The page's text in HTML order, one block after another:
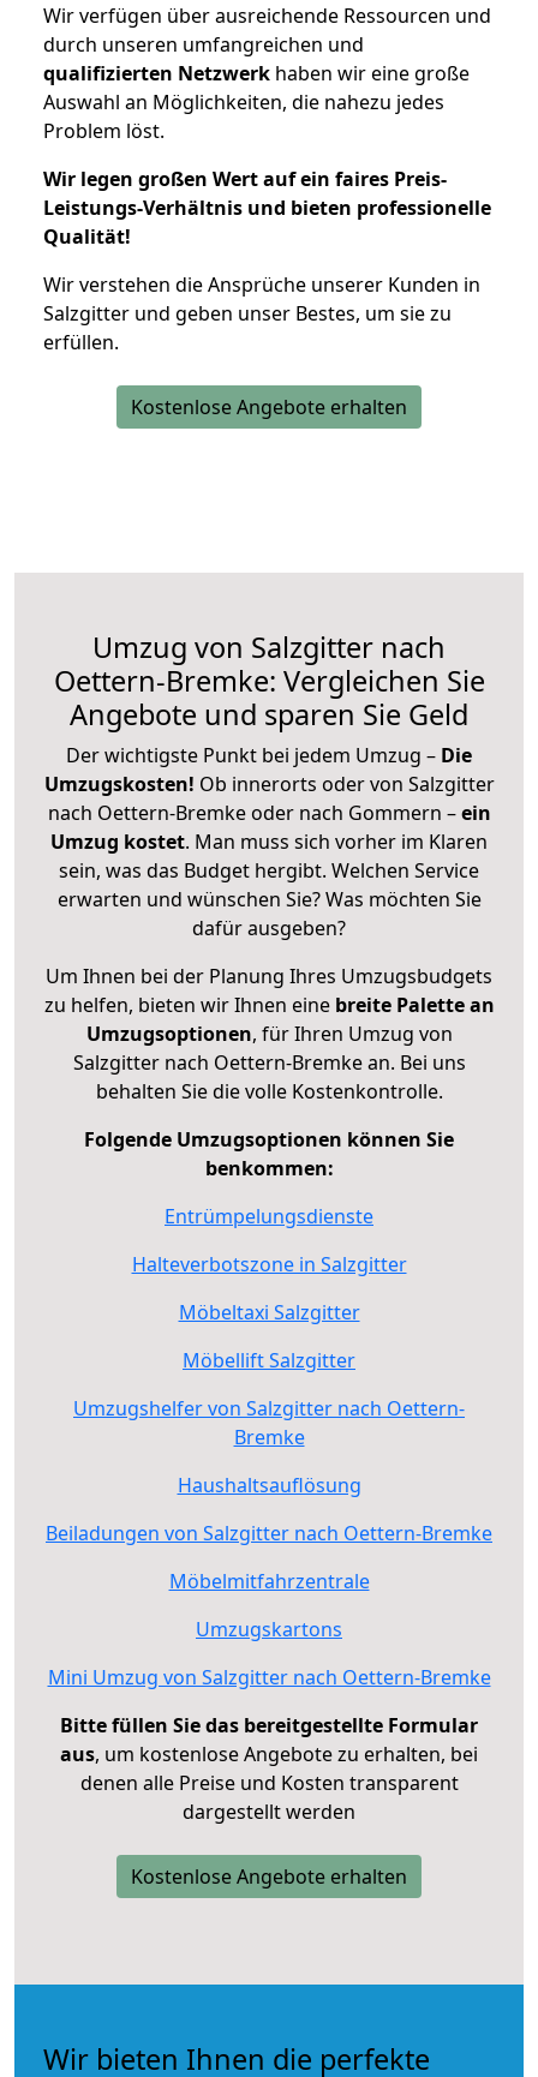
Wir verfügen über ausreichende Ressourcen und
durch unseren umfangreichen und
qualifizierten Netzwerk haben wir eine große
Auswahl an Möglichkeiten, die nahezu jedes
Problem löst.
Wir legen großen Wert auf ein faires Preis-
Leistungs-Verhältnis und bieten professionelle
Qualität!
Wir verstehen die Ansprüche unserer Kunden in
Salzgitter und geben unser Bestes, um sie zu
erfüllen.
Kostenlose Angebote erhalten
Umzug von Salzgitter nach
Oettern-Bremke: Vergleichen Sie
Angebote und sparen Sie Geld
Der wichtigste Punkt bei jedem Umzug – Die
Umzugskosten! Ob innerorts oder von Salzgitter
nach Oettern-Bremke oder nach Gommern –ein
Umzug kostet. Man muss sich vorher im Klaren
sein, was das Budget hergibt. Welchen Service
erwarten und wünschen Sie? Was möchten Sie
dafür ausgeben?
Um Ihnen bei der Planung Ihres Umzugsbudgets
zu helfen, bieten wir Ihnen eine breite Palette an
Umzugsoptionen, für Ihren Umzug von
Salzgitter nach Oettern-Bremke an. Bei uns
behalten Sie die volle Kostenkontrolle.
Folgende Umzugsoptionen können Sie
benkommen:
Entrümpelungsdienste
Halteverbotszone in Salzgitter
Möbeltaxi Salzgitter
Möbellift Salzgitter
Umzugshelfer von Salzgitter nach Oettern-
Bremke
Haushaltsauflösung
Beiladungen von Salzgitter nach Oettern-Bremke
Möbelmitfahrzentrale
Umzugskartons
Mini Umzug von Salzgitter nach Oettern-Bremke
Bitte füllen Sie das bereitgestellte Formular
aus, um kostenlose Angebote zu erhalten, bei
denen alle Preise und Kosten transparent
dargestellt werden
Kostenlose Angebote erhalten
Wir bieten Ihnen die perfekte